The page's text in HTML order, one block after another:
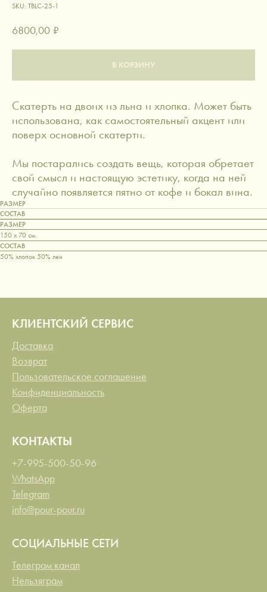
SKU: TBLC-25-1
6800,00 ₽
В КОРЗИНУ
Скатерть на двоих из льна и хлопка. Может быть
использована, как самостоятельный акцент или
поверх основной скатерти.
Мы постарались создать вещь, которая обретает
свой смысл и настоящую эстетику, когда на ней
случайно появляется пятно от кофе и бокал вина.
РАЗМЕР
СОСТАВ
РАЗМЕР
150 x 70 см.
СОСТАВ
50% хлопок 50% лен
КЛИЕНТСКИЙ СЕРВИС
Доставка
Возврат
Пользовательское соглашение
Конфиденциальность
Оферта
КОНТАКТЫ
+7-995-500-50-96
WhatsApp
Telegram
info@pour-pour.ru
СОЦИАЛЬНЫЕ СЕТИ
Телеграм канал
Нельзяграм